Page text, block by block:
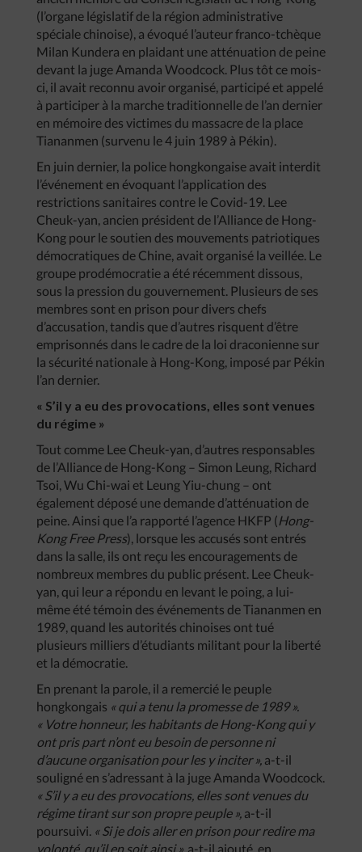
(l’organe législatif de la région administrative
spéciale chinoise), a évoqué l’auteur franco-tchèque
Milan Kundera en plaidant une atténuation de peine
devant la juge Amanda Woodcock. Plus tôt ce mois-
ci, il avait reconnu avoir organisé, participé et appelé
à participer à la marche traditionnelle de l’an dernier
en mémoire des victimes du massacre de la place
Tiananmen (survenu le 4 juin 1989 à Pékin).
En juin dernier, la police hongkongaise avait interdit
l’événement en évoquant l’application des
restrictions sanitaires contre le Covid-19. Lee
Cheuk-yan, ancien président de l’Alliance de Hong-
Kong pour le soutien des mouvements patriotiques
démocratiques de Chine, avait organisé la veillée. Le
groupe prodémocratie a été récemment dissous,
sous la pression du gouvernement. Plusieurs de ses
membres sont en prison pour divers chefs
d’accusation, tandis que d’autres risquent d’être
emprisonnés dans le cadre de la loi draconienne sur
la sécurité nationale à Hong-Kong, imposé par Pékin
l’an dernier.
« S’il y a eu des provocations, elles sont venues
du régime »
Tout comme Lee Cheuk-yan, d’autres responsables
de l’Alliance de Hong-Kong – Simon Leung, Richard
Tsoi, Wu Chi-wai et Leung Yiu-chung – ont
également déposé une demande d’atténuation de
peine. Ainsi que l’a rapporté l’agence HKFP (Hong-
Kong Free Press), lorsque les accusés sont entrés
dans la salle, ils ont reçu les encouragements de
nombreux membres du public présent. Lee Cheuk-
yan, qui leur a répondu en levant le poing, a lui-
même été témoin des événements de Tiananmen en
1989, quand les autorités chinoises ont tué
plusieurs milliers d’étudiants militant pour la liberté
et la démocratie.
En prenant la parole, il a remercié le peuple
hongkongais « qui a tenu la promesse de 1989 ».
« Votre honneur, les habitants de Hong-Kong qui y
ont pris part n’ont eu besoin de personne ni
d’aucune organisation pour les y inciter », a-t-il
souligné en s’adressant à la juge Amanda Woodcock.
« S’il y a eu des provocations, elles sont venues du
régime tirant sur son propre peuple », a-t-il
poursuivi. « Si je dois aller en prison pour redire ma
volonté, qu’il en soit ainsi », a-t-il ajouté, en